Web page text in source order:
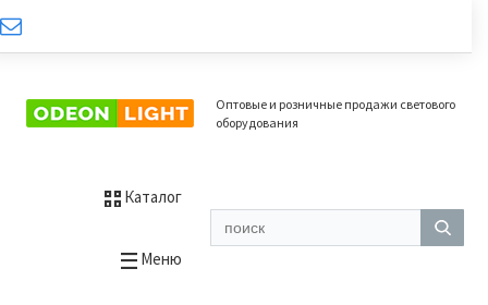
Оптовые и розничные продажи светового
оборудования
Каталог
Меню